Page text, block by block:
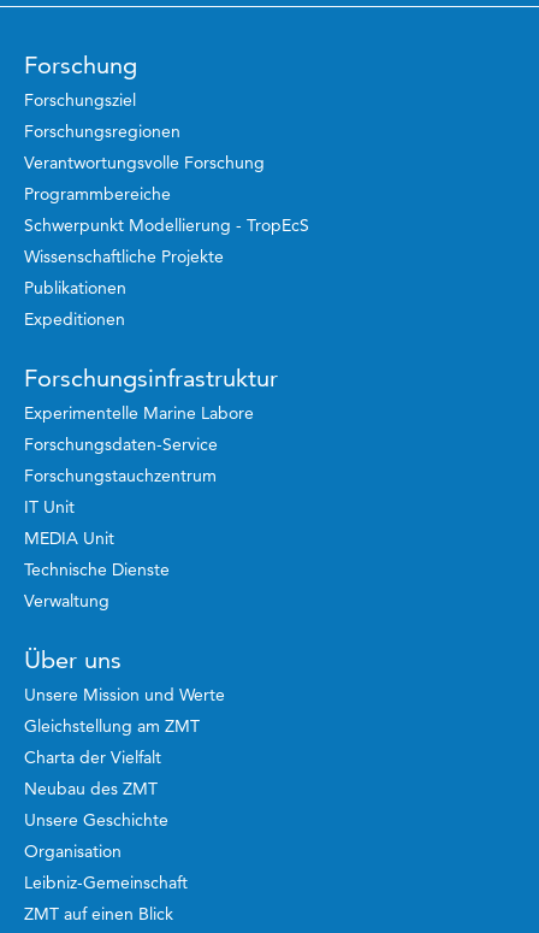
Forschung
Forschungsziel
Forschungsregionen
Verantwortungsvolle Forschung
Programmbereiche
Schwerpunkt Modellierung - TropEcS
Wissenschaftliche Projekte
Publikationen
Expeditionen
Forschungsinfrastruktur
Experimentelle Marine Labore
Forschungsdaten-Service
Forschungstauchzentrum
IT Unit
MEDIA Unit
Technische Dienste
Verwaltung
Über uns
Unsere Mission und Werte
Gleichstellung am ZMT
Charta der Vielfalt
Neubau des ZMT
Unsere Geschichte
Organisation
Leibniz-Gemeinschaft
ZMT auf einen Blick